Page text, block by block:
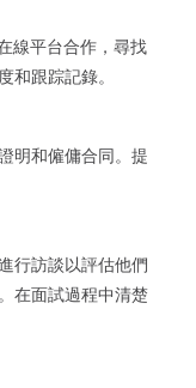
線平台合作，尋找
和跟踪記錄。
明和僱傭合同。提
行訪談以評估他們
在面試過程中清楚